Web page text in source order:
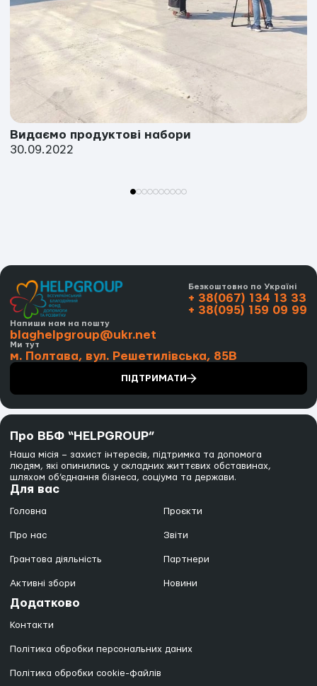
Видаємо продуктові набори
30.09.2022
Безкоштовно по Україні
+ 38(067) 134 13 33
+ 38(095) 159 09 99
Напиши нам на пошту
blaghelpgroup@ukr.net
Ми тут
м. Полтава, вул. Решетилівська, 85В
ПІДТРИМАТИ
Про ВБФ “HELPGROUP”
Наша місія – захист інтересів, підтримка та допомога
людям, які опинились у складних життєвих обставинах,
шляхом об’єднання бізнеса, соціума та держави.
Для вас
Головна
Про нас
Грантова діяльність
Активні збори
Проєкти
Звіти
Партнери
Новини
Додатково
Контакти
Політика обробки персональних даних
Політика обробки cookie-файлів